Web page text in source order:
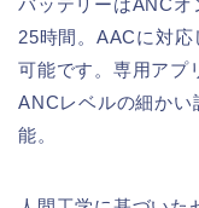
バッテリーはANCオ
25時間。AACに対
可能です。専用アプ
ANCレベルの細かい
能。